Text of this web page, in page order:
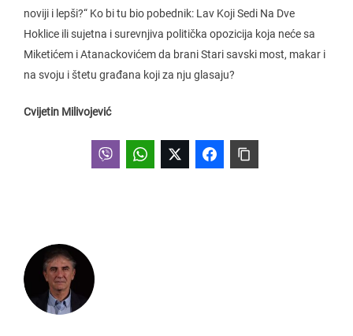
noviji i lepši?“ Ko bi tu bio pobednik: Lav Koji Sedi Na Dve
Hoklice ili sujetna i surevnjiva politička opozicija koja neće sa
Miketićem i Atanackovićem da brani Stari savski most, makar i
na svoju i štetu građana koji za nju glasaju?
Cvijetin Milivojević